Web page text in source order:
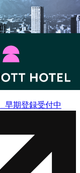
早期登録受付中